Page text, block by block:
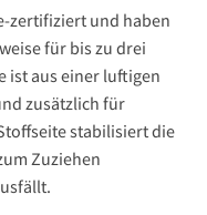
zertifiziert und haben
für bis zu drei
ist aus einer luftigen
zusätzlich für
stabilisiert die
Zuziehen